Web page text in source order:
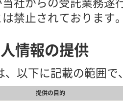
社からの受託業務遂
禁止されております
情報の提供
、以下に記載の範囲
提供の目的